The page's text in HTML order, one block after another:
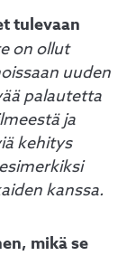
tulevaan
on ollut
uuden
palautetta
ja
kehitys
kanssa.
mikä se